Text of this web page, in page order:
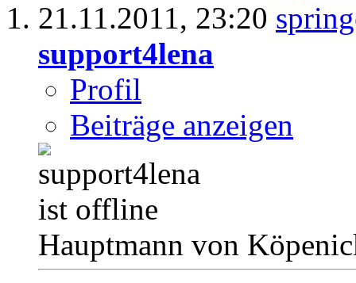
21.11.2011, 23:20
support4lena
Profil
Beiträge anzeigen
Hauptmann von